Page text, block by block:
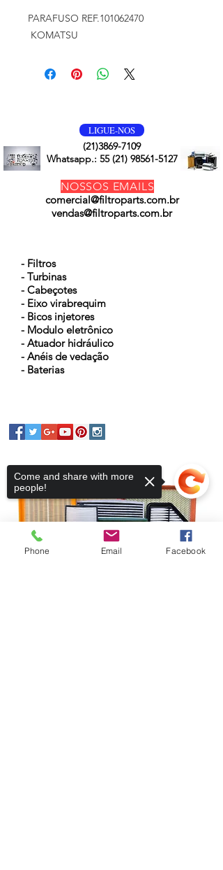
PARAFUSO REF.101062470
KOMATSU
LIGUE-NOS
(21)3869-7109
Whatsapp.: 55 (21) 98561-5127
NOSSOS EMAILS
comercial@filtroparts.com.br
vendas@filtroparts.com.br
- Filtros
- Turbinas
- Cabeçotes
- Eixo virabrequim
- Bicos injetores
- Modulo eletrônico
- Atuador hidráulico
- Anéis de vedação
- Baterias
Phone Email Facebook
Come and share with more
people!